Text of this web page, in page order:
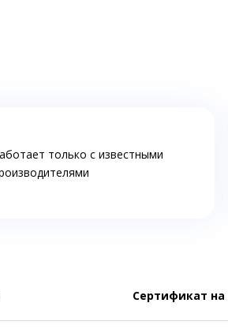
только с известными
Сертификат